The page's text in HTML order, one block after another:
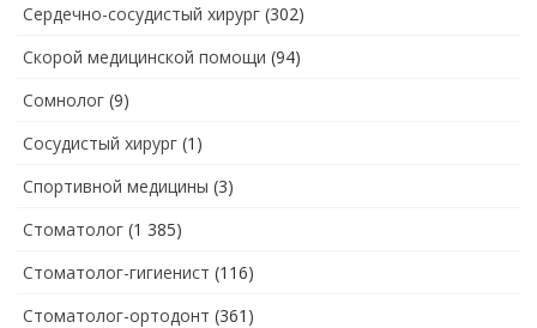
Сердечно-сосудистый хирург (302)
Скорой медицинской помощи (94)
Сомнолог (9)
Сосудистый хирург (1)
Спортивной медицины (3)
Стоматолог (1 385)
Стоматолог-гигиенист (116)
Стоматолог-ортодонт (361)